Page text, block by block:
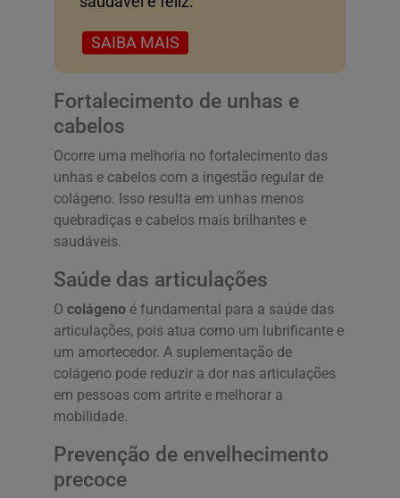
SAIBA MAIS
Fortalecimento de unhas e
cabelos
Ocorre uma melhoria no fortalecimento das
unhas e cabelos com a ingestão regular de
colágeno. Isso resulta em unhas menos
quebradiças e cabelos mais brilhantes e
saudáveis.
Saúde das articulações
O colágeno é fundamental para a saúde das
articulações, pois atua como um lubrificante e
um amortecedor. A suplementação de
colágeno pode reduzir a dor nas articulações
em pessoas com artrite e melhorar a
mobilidade.
Prevenção de envelhecimento
precoce